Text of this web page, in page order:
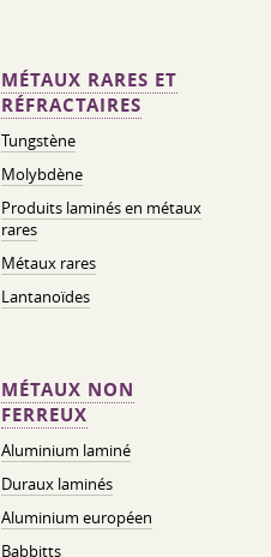
MÉTAUX RARES ET
RÉFRACTAIRES
Tungstène
Molybdène
Produits laminés en métaux
rares
Métaux rares
Lantanoïdes
MÉTAUX NON
FERREUX
Aluminium laminé
Duraux laminés
Aluminium européen
Babbitts